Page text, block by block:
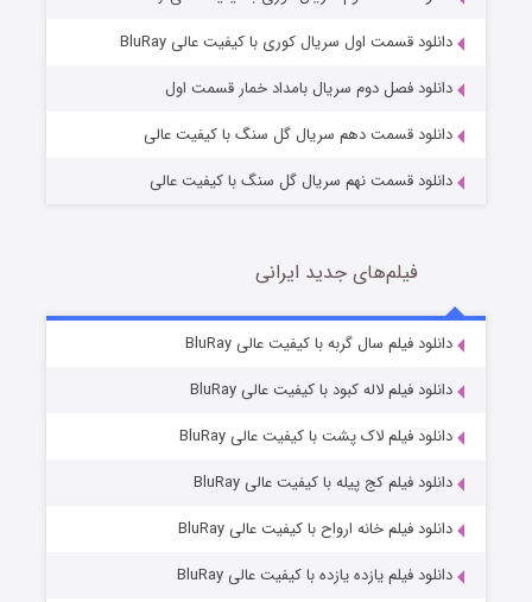
قسمت2 (زیرنویس) منتشر شد
قسمت7 (زیرنویس) منتشر شد
دانلود قسمت اول سریال کوری با کیفیت عالی BluRay
دانلود فصل دوم سریال بامداد خمار قسمت اول
دانلود قسمت دهم سریال گل سنگ با کیفیت عالی
دانلود قسمت نهم سریال گل سنگ با کیفیت عالی
فیلم‌های جدید ایرانی
دانلود فیلم سال گربه با کیفیت عالی BluRay
دانلود فیلم لاله کبود با کیفیت عالی BluRay
دانلود فیلم لاک پشت با کیفیت عالی BluRay
دانلود فیلم کج‌ پیله با کیفیت عالی BluRay
دانلود فیلم خانه ارواح با کیفیت عالی BluRay
دانلود فیلم یازده یازده با کیفیت عالی BluRay